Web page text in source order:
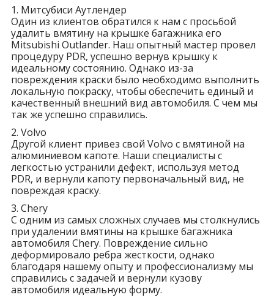
1. Митсубиси Аутлендер
Один из клиентов обратился к нам с просьбой
удалить вмятину на крышке багажника его
Mitsubishi Outlander. Наш опытный мастер провел
процедуру PDR, успешно вернув крышку к
идеальному состоянию. Однако из-за
повреждения краски было необходимо выполнить
локальную покраску, чтобы обеспечить единый и
качественный внешний вид автомобиля. С чем мы
так же успешно справились.
2. Volvo
Другой клиент привез свой Volvo с вмятиной на
алюминиевом капоте. Наши специалисты с
легкостью устранили дефект, используя метод
PDR, и вернули капоту первоначальный вид, не
повреждая краску.
3. Chery
С одним из самых сложных случаев мы столкнулись
при удалении вмятины на крышке багажника
автомобиля Chery. Повреждение сильно
деформировало ребра жесткости, однако
благодаря нашему опыту и профессионализму мы
справились с задачей и вернули кузову
автомобиля идеальную форму.